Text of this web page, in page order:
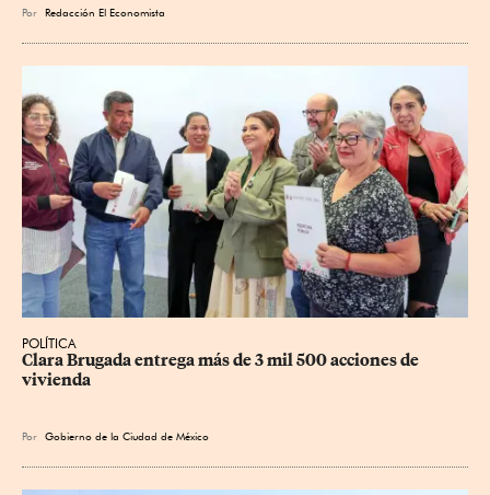
Por Redacción El Economista
POLÍTICA
Clara Brugada entrega más de 3 mil 500 acciones de
vivienda
Por Gobierno de la Ciudad de México